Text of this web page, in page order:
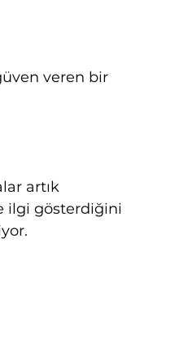
veren bir
artık
ilgi gösterdiğini